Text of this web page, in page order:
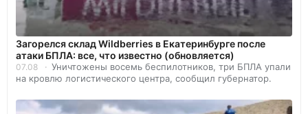
Загорелся склад Wildberries в Екатеринбурге после
атаки БПЛА: все, что известно (обновляется)
07.08
Уничтожены восемь беспилотников, три БПЛА упали
на кровлю логистического центра, сообщил губернатор.